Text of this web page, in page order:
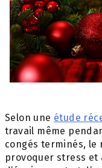
Selon une étude
travail même
congés terminés, le
provoquer stress et